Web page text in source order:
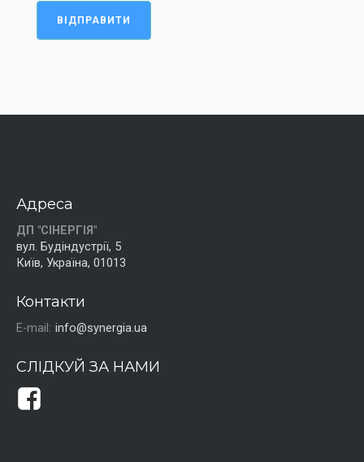
ВІДПРАВИТИ
Адреса
ДП "СІНЕРГІЯ"
вул. Будіндустрії, 5
Київ, Україна, 01013
Контакти
E-mail: info@synergia.ua
СЛІДКУЙ ЗА НАМИ